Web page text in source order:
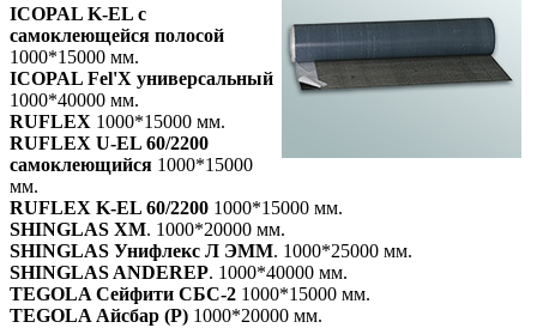
ICOPAL K-EL с
самоклеющейся полосой
1000*15000 мм.
ICOPAL Fel'X универсальный
1000*40000 мм.
RUFLEX 1000*15000 мм.
RUFLEX U-EL 60/2200
самоклеющийся 1000*15000
мм.
RUFLEX K-EL 60/2200 1000*15000 мм.
SHINGLAS XM. 1000*20000 мм.
SHINGLAS Унифлекс Л ЭММ. 1000*25000 мм.
SHINGLAS ANDEREP. 1000*40000 мм.
TEGOLA Сейфити СБС-2 1000*15000 мм.
TEGOLA Айсбар (Р) 1000*20000 мм.